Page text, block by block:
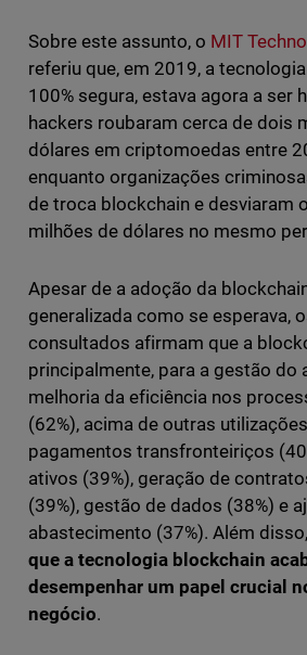
Sobre este assunto, o MIT
referiu que, em 2019, a
100% segura, estava agora a ser
hackers roubaram cerca de dois
dólares em criptomoedas entre
enquanto organizações
de troca blockchain e desviaram
milhões de dólares no mesmo
Apesar de a adoção da
generalizada como se esperava,
consultados afirmam que a
principalmente, para a gestão do
melhoria da eficiência nos
(62%), acima de outras
pagamentos transfronteiriços
ativos (39%), geração de
(39%), gestão de dados (38%) e
abastecimento (37%). Além disso,
que a tecnologia blockchain
desempenhar um papel crucial
negócio.